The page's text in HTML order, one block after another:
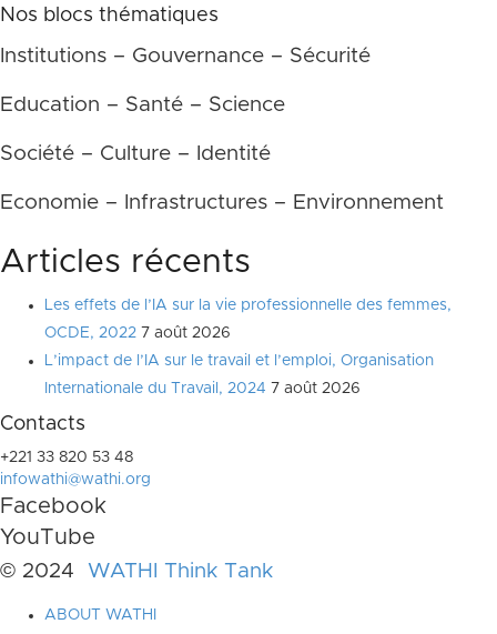
Nos blocs thématiques
Institutions – Gouvernance – Sécurité
Education – Santé – Science
Société – Culture – Identité
Economie – Infrastructures – Environnement
Articles récents
Les effets de l’IA sur la vie professionnelle des femmes,
OCDE, 2022 7 août 2026
L’impact de l’IA sur le travail et l’emploi, Organisation
Internationale du Travail, 2024 7 août 2026
Contacts
+221 33 820 53 48
infowathi@wathi.org
Facebook
YouTube
© 2024 WATHI Think Tank
ABOUT WATHI